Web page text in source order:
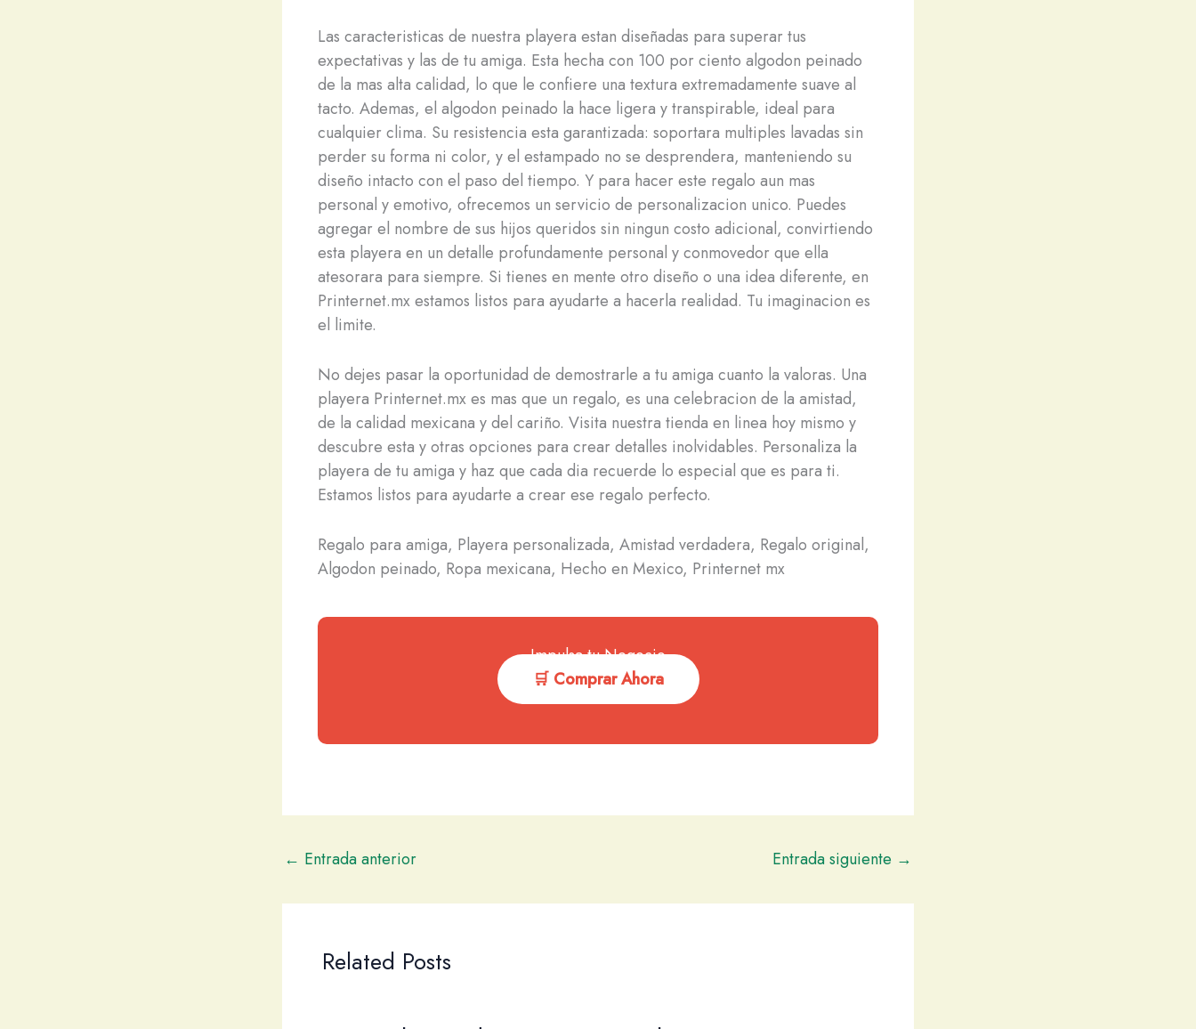
Las caracteristicas de nuestra playera estan diseñadas para superar tus
expectativas y las de tu amiga. Esta hecha con 100 por ciento algodon peinado
de la mas alta calidad, lo que le confiere una textura extremadamente suave al
tacto. Ademas, el algodon peinado la hace ligera y transpirable, ideal para
cualquier clima. Su resistencia esta garantizada: soportara multiples lavadas sin
perder su forma ni color, y el estampado no se desprendera, manteniendo su
diseño intacto con el paso del tiempo. Y para hacer este regalo aun mas
personal y emotivo, ofrecemos un servicio de personalizacion unico. Puedes
agregar el nombre de sus hijos queridos sin ningun costo adicional, convirtiendo
esta playera en un detalle profundamente personal y conmovedor que ella
atesorara para siempre. Si tienes en mente otro diseño o una idea diferente, en
Printernet.mx estamos listos para ayudarte a hacerla realidad. Tu imaginacion es
el limite.
No dejes pasar la oportunidad de demostrarle a tu amiga cuanto la valoras. Una
playera Printernet.mx es mas que un regalo, es una celebracion de la amistad,
de la calidad mexicana y del cariño. Visita nuestra tienda en linea hoy mismo y
descubre esta y otras opciones para crear detalles inolvidables. Personaliza la
playera de tu amiga y haz que cada dia recuerde lo especial que es para ti.
Estamos listos para ayudarte a crear ese regalo perfecto.
Regalo para amiga, Playera personalizada, Amistad verdadera, Regalo original,
Algodon peinado, Ropa mexicana, Hecho en Mexico, Printernet mx
Impulsa tu Negocio
🛒 Comprar Ahora
← Entrada anterior Entrada siguiente →
Related Posts